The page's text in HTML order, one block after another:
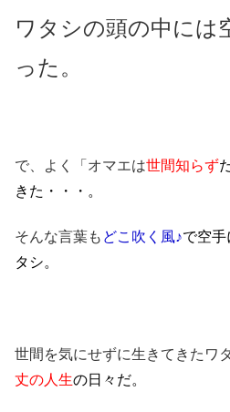
ワタシの頭の中には
った。
で、よく「オマエは世間知らず
きた・・・。
そんな言葉も どこ吹く風♪で空手
タシ。
世間を気にせずに生きてきたワ
丈の人生の日々だ。